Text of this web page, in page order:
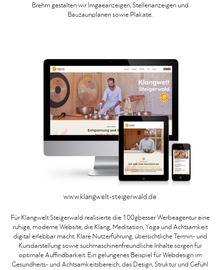
Brehm gestalten wir Imgaeanzeigen, Stellenanzeigen und
Bauzaunplanen sowie Plakate.
www.klangwelt-steigerwald.de
Für Klangwelt Steigerwald realisierte die 100gbesser Werbeagentur eine
ruhige, moderne Website, die Klang, Meditation, Yoga und Achtsamkeit
digital erlebbar macht. Klare Nutzerführung, übersichtliche Termin- und
Kursdarstellung sowie suchmaschinenfreundliche Inhalte sorgen für
optimale Auffindbarkeit. Ein gelungenes Beispiel für Webdesign im
Gesundheits- und Achtsamkeitsbereich, das Design, Struktur und Gefühl